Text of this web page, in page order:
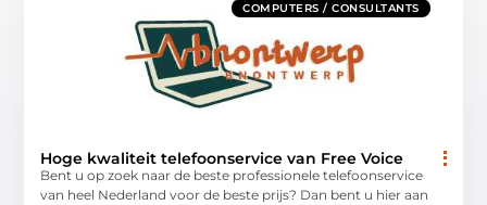
COMPUTERS / CONSULTANTS
Hoge kwaliteit telefoonservice van Free Voice
Bent u op zoek naar de beste professionele telefoonservice
van heel Nederland voor de beste prijs? Dan bent u hier aan